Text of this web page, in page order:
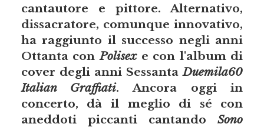
cantautore e pittore. Alternativo,
dissacratore, comunque innovativo,
ha raggiunto il successo negli anni
Ottanta con Polisexe con l'album di
cover degli anni SessantaDuemila60
Italian Graffiati. Ancora oggi in
concerto, dà il meglio di sé con
aneddoti piccanti cantandoSono